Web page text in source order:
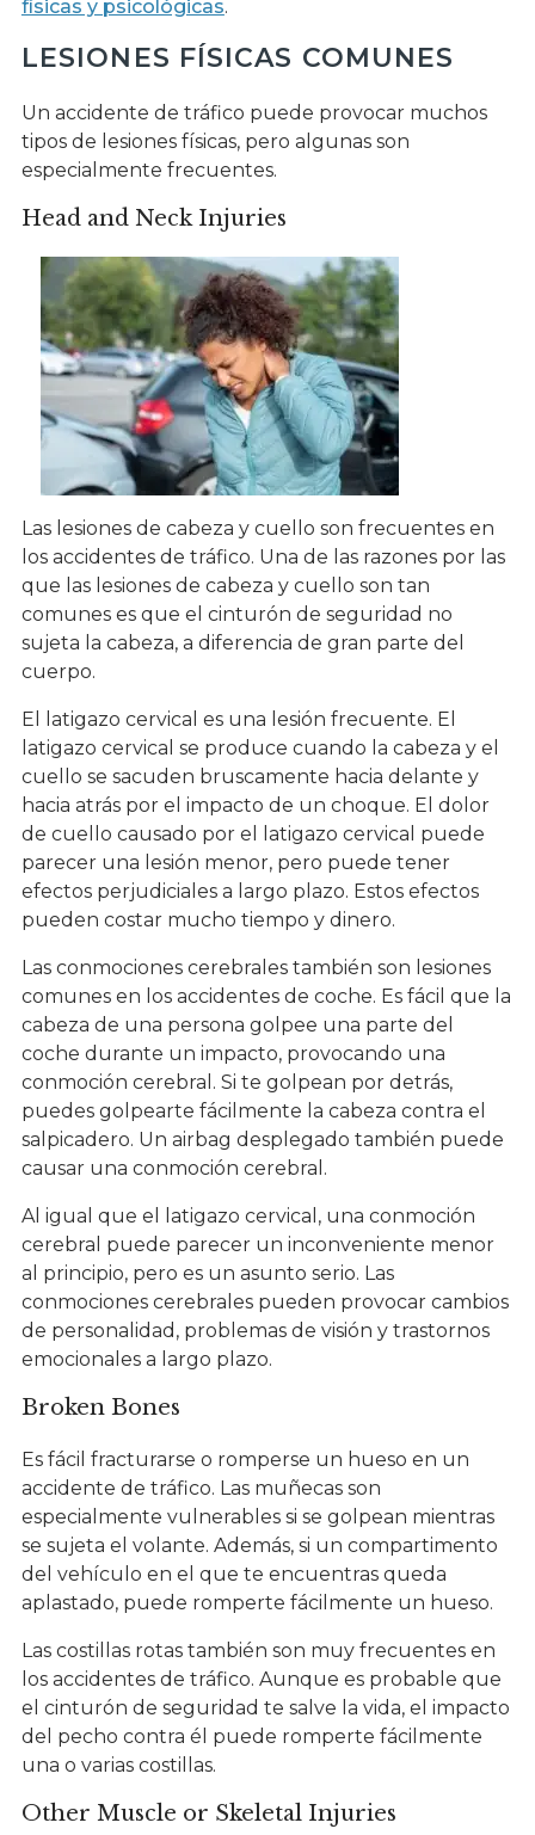
físicas y psicológicas.
LESIONES FÍSICAS COMUNES
Un accidente de tráfico puede provocar muchos
tipos de lesiones físicas, pero algunas son
especialmente frecuentes.
Head and Neck Injuries
Las lesiones de cabeza y cuello son frecuentes en
los accidentes de tráfico. Una de las razones por las
que las lesiones de cabeza y cuello son tan
comunes es que el cinturón de seguridad no
sujeta la cabeza, a diferencia de gran parte del
cuerpo.
El latigazo cervical es una lesión frecuente. El
latigazo cervical se produce cuando la cabeza y el
cuello se sacuden bruscamente hacia delante y
hacia atrás por el impacto de un choque. El dolor
de cuello causado por el latigazo cervical puede
parecer una lesión menor, pero puede tener
efectos perjudiciales a largo plazo. Estos efectos
pueden costar mucho tiempo y dinero.
Las conmociones cerebrales también son lesiones
comunes en los accidentes de coche. Es fácil que la
cabeza de una persona golpee una parte del
coche durante un impacto, provocando una
conmoción cerebral. Si te golpean por detrás,
puedes golpearte fácilmente la cabeza contra el
salpicadero. Un airbag desplegado también puede
causar una conmoción cerebral.
Al igual que el latigazo cervical, una conmoción
cerebral puede parecer un inconveniente menor
al principio, pero es un asunto serio. Las
conmociones cerebrales pueden provocar cambios
de personalidad, problemas de visión y trastornos
emocionales a largo plazo.
Broken Bones
Es fácil fracturarse o romperse un hueso en un
accidente de tráfico. Las muñecas son
especialmente vulnerables si se golpean mientras
se sujeta el volante. Además, si un compartimento
del vehículo en el que te encuentras queda
aplastado, puede romperte fácilmente un hueso.
Las costillas rotas también son muy frecuentes en
los accidentes de tráfico. Aunque es probable que
el cinturón de seguridad te salve la vida, el impacto
del pecho contra él puede romperte fácilmente
una o varias costillas.
Other Muscle or Skeletal Injuries